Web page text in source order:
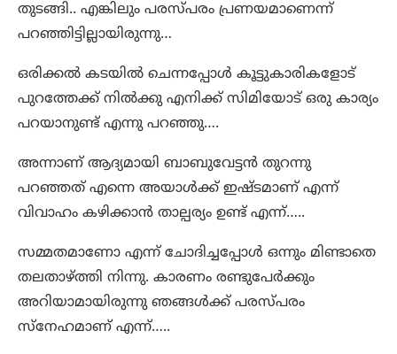
തുടങ്ങി.. എങ്കിലും പരസ്പരം പ്രണയമാണെന്ന്
പറഞ്ഞിട്ടില്ലായിരുന്നു…
ഒരിക്കൽ കടയിൽ ചെന്നപ്പോൾ കൂട്ടുകാരികളോട്
പുറത്തേക്ക് നിൽക്കു എനിക്ക് സിമിയോട് ഒരു കാര്യം
പറയാനുണ്ട് എന്നു പറഞ്ഞു….
അന്നാണ് ആദ്യമായി ബാബുവേട്ടൻ തുറന്നു
പറഞ്ഞത് എന്നെ അയാൾക്ക് ഇഷ്ടമാണ് എന്ന്
വിവാഹം കഴിക്കാൻ താല്പര്യം ഉണ്ട് എന്ന്…..
സമ്മതമാണോ എന്ന് ചോദിച്ചപ്പോൾ ഒന്നും മിണ്ടാതെ
തലതാഴ്ത്തി നിന്നു. കാരണം രണ്ടുപേർക്കും
അറിയാമായിരുന്നു ഞങ്ങൾക്ക് പരസ്പരം
സ്നേഹമാണ് എന്ന്…..